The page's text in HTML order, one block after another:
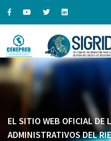
EL SITIO WEB OFICIAL DE
ADMINISTRATIVOS DEL